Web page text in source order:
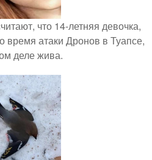
что 14-летняя девочка,
время атаки Дронов в Туапсе,
деле жива.